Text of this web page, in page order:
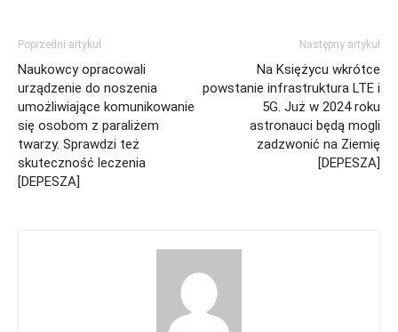
Poprzedni artykuł
Naukowcy opracowali
urządzenie do noszenia
umożliwiające komunikowanie
się osobom z paraliżem
twarzy. Sprawdzi też
skuteczność leczenia
[DEPESZA]
Następny artykuł
Na Księżycu wkrótce
powstanie infrastruktura LTE i
5G. Już w 2024 roku
astronauci będą mogli
zadzwonić na Ziemię
[DEPESZA]